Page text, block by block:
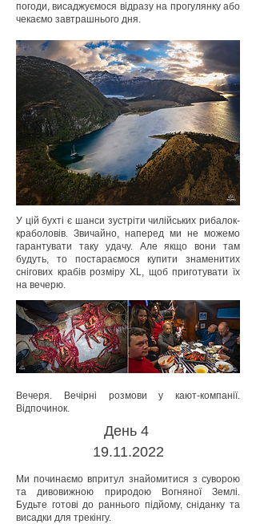
погоди, висаджуємося відразу на прогулянку або
чекаємо завтрашнього дня.
У цій бухті є шанси зустріти чилійських рибалок-
краболовів. Звичайно, наперед ми не можемо
гарантувати таку удачу. Але якщо вони там
будуть, то постараємося купити знаменитих
снігових крабів розміру ХL, щоб приготувати їх
на вечерю.
Вечеря. Вечірні розмови у кают-компанії.
Відпочинок.
День 4
19.11.2022
Ми починаємо впритул знайомитися з суворою
та дивовижною природою Вогняної Землі.
Будьте готові до раннього підйому, сніданку та
висадки для трекінгу.